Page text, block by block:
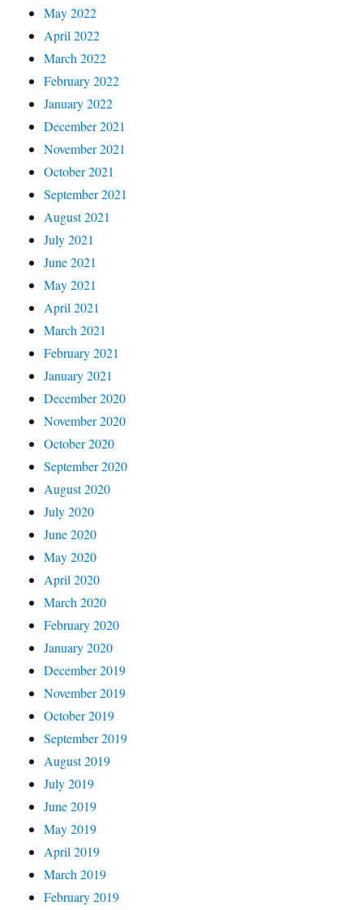
May 2022
April 2022
March 2022
February 2022
January 2022
December 2021
November 2021
October 2021
September 2021
August 2021
July 2021
June 2021
May 2021
April 2021
March 2021
February 2021
January 2021
December 2020
November 2020
October 2020
September 2020
August 2020
July 2020
June 2020
May 2020
April 2020
March 2020
February 2020
January 2020
December 2019
November 2019
October 2019
September 2019
August 2019
July 2019
June 2019
May 2019
April 2019
March 2019
February 2019